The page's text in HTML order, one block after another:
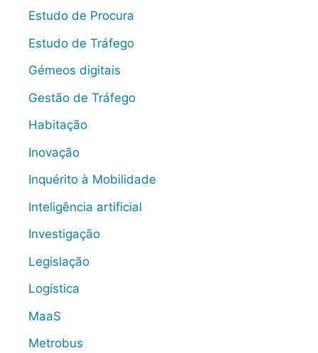
Estudo de Procura
Estudo de Tráfego
Gémeos digitais
Gestão de Tráfego
Habitação
Inovação
Inquérito à Mobilidade
Inteligência artificial
Investigação
Legislação
Logística
MaaS
Metrobus